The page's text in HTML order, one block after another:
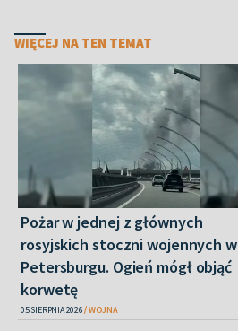
WIĘCEJ NA TEN TEMAT
Pożar w jednej z głównych
rosyjskich stoczni wojennych w
Petersburgu. Ogień mógł objąć
korwetę
05 SIERPNIA 2026 WOJNA